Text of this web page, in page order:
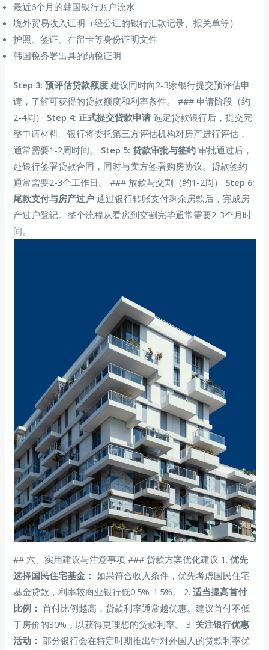
最近6个月的韩国银行账户流水
境外贸易收入证明（经公证的银行汇款记录、报关单等）
护照、签证、在留卡等身份证明文件
韩国税务署出具的纳税证明
Step 3: 预评估贷款额度 建议同时向2-3家银行提交预评估申
请，了解可获得的贷款额度和利率条件。 ### 申请阶段（约
2-4周） Step 4: 正式提交贷款申请 选定贷款银行后，提交完
整申请材料。银行将委托第三方评估机构对房产进行评估，
通常需要1-2周时间。 Step 5: 贷款审批与签约 审批通过后，
赴银行签署贷款合同，同时与卖方签署购房协议。贷款签约
通常需要2-3个工作日。 ### 放款与交割（约1-2周） Step 6:
尾款支付与房产过户 通过银行转账支付剩余房款后，完成房
产过户登记。整个流程从看房到交割完毕通常需要2-3个月时
间。
## 六、实用建议与注意事项 ### 贷款方案优化建议 1.优先
选择国民住宅基金： 如果符合收入条件，优先考虑国民住宅
基金贷款，利率较商业银行低0.5%-1.5%。 2.适当提高首付
比例： 首付比例越高，贷款利率通常越优惠。建议首付不低
于房价的30%，以获得更理想的贷款利率。 3. 关注银行优惠
活动： 部分银行会在特定时期推出针对外国人的贷款利率优